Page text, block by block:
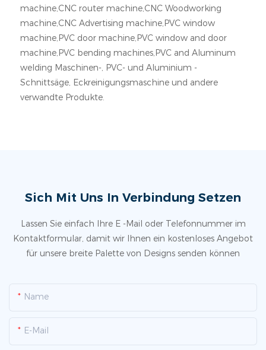
machine,CNC router machine,CNC Woodworking
machine,CNC Advertising machine,PVC window
machine,PVC door machine,PVC window and door
machine,PVC bending machines,PVC and Aluminum
welding Maschinen-, PVC- und Aluminium -
Schnittsäge, Eckreinigungsmaschine und andere
verwandte Produkte.
Sich Mit Uns In Verbindung Setzen
Lassen Sie einfach Ihre E -Mail oder Telefonnummer im
Kontaktformular, damit wir Ihnen ein kostenloses Angebot
für unsere breite Palette von Designs senden können
Name
E-Mail